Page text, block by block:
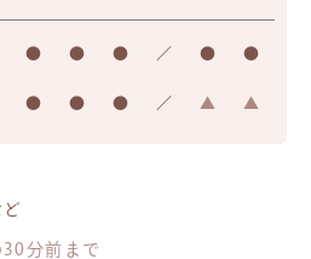
● ● ● ／ ● ●
● ● ● ／ ▲ ▲
分前まで